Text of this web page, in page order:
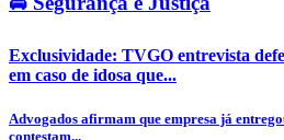
Exclusividade: TVGO entrevista
em caso de idosa que...
Advogados afirmam que empresa já
contestam...